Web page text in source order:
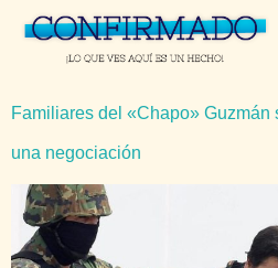
Familiares del «Chapo» Guzmán
una negociación